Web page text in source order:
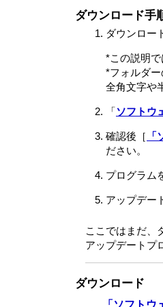
ダウンロード手
ダウンロー
*この説明
*フォルダ
全角文字や
「ソフトウ
確認後［
ださい。
プログラム
アップデー
ここではまだ、
アップデートプ
ダウンロード
「ソフト